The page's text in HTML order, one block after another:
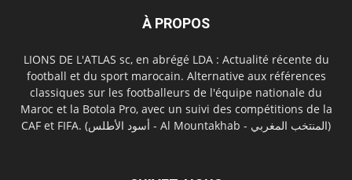
À PROPOS
LIONS DE L'ATLAS sc, en abrégé LDA : Actualité récente du
football et du sport marocain. Alternative aux références
classiques sur les footballeurs de l'équipe nationale du
Maroc et la Botola Pro, avec un suivi des compétitions de la
CAF et FIFA. (أسود الأطلس - Al Mountakhab - المنتخب المغربي)